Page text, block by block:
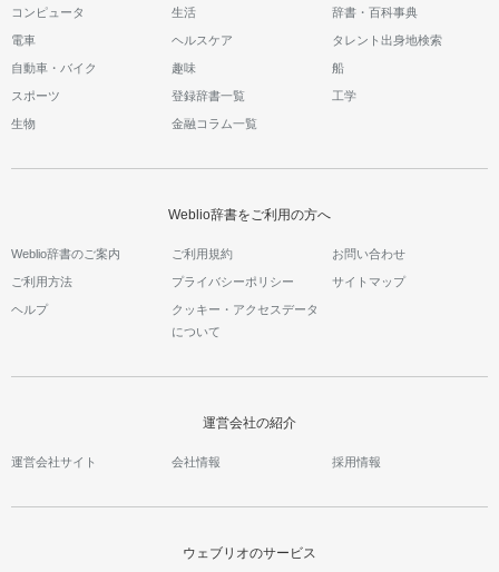
コンピュータ 生活 辞書・百科事典
電車 ヘルスケア タレント出身地検索
自動車・バイク 趣味 船
スポーツ 登録辞書一覧 工学
生物 金融コラム一覧
Weblio辞書をご利用の方へ
Weblio辞書のご案内 ご利用規約 お問い合わせ
ご利用方法 プライバシーポリシー サイトマップ
ヘルプ
クッキー・アクセスデータ
について
運営会社の紹介
運営会社サイト 会社情報 採用情報
ウェブリオのサービス